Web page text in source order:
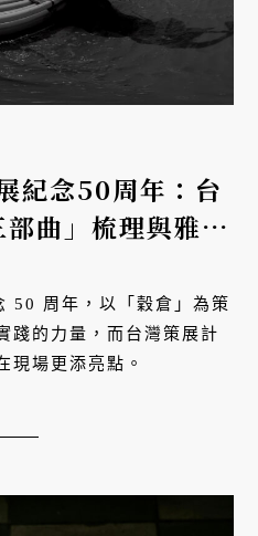
紀念50周年：台
曲」梳理與雅加
50 周年，以「穀倉」為策
踐的力量，而台灣策展計
現場更添亮點。